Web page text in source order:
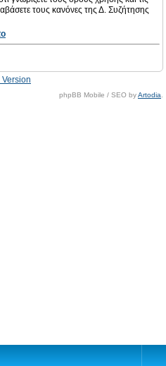
τους κανόνες της Δ. Συζήτησης
Version
phpBB Mobile / SEO byArtodia